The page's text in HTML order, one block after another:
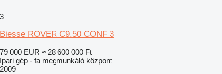
3
Biesse ROVER C9.50 CONF 3
79 000 EUR ≈ 28 600 000 Ft
Ipari gép - fa megmunkáló központ
2009